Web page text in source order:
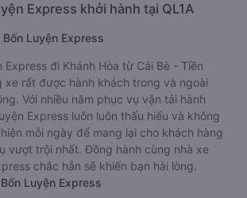
Express khởi hành tại QL1A
Luyện Express
Express đi Khánh Hòa từ Cái Bè - Tiền
xe rất được hành khách trong và ngoài
Với nhiều năm phục vụ vận tải hành
Express luôn luôn thấu hiểu và không
mỗi ngày để mang lại cho khách hàng
vượt trội nhất. Đồng hành cùng nhà xe
chắc hẳn sẽ khiến bạn hài lòng.
Luyện Express